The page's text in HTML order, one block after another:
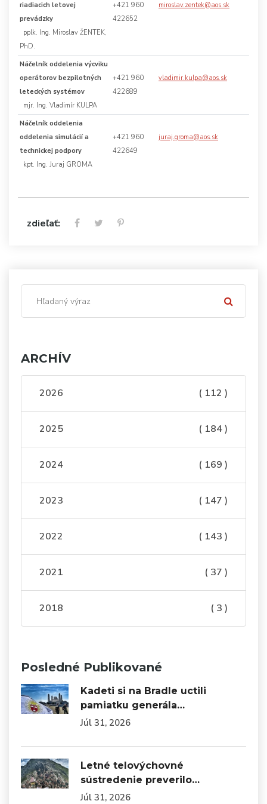
riadiacich letovej
prevádzky
pplk. Ing. Miroslav ŽENTEK,
PhD.
+421 960
422652
miroslav.zentek@aos.sk
Náčelník oddelenia výcviku
operátorov bezpilotných
leteckých systémov
mjr. Ing. Vladimír KULPA
+421 960
422689
vladimir.kulpa@aos.sk
Náčelník oddelenia
oddelenia simulácií a
technickej podpory
kpt. Ing. Juraj GROMA
+421 960
422649
juraj.groma@aos.sk
zdieľať:
ARCHÍV
2026 ( 112 )
2025 ( 184 )
2024 ( 169 )
2023 ( 147 )
2022 ( 143 )
2021 ( 37 )
2018 ( 3 )
Posledné Publikované
Kadeti si na Bradle uctili
pamiatku generála…
Júl 31, 2026
Letné telovýchovné
sústredenie preverilo…
Júl 31, 2026